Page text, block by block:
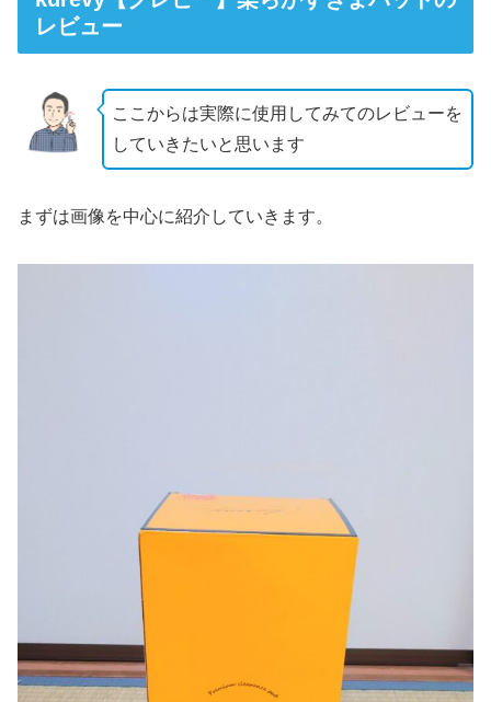
レビュー
ここからは実際に使用してみてのレビューを
していきたいと思います
まずは画像を中心に紹介していきます。